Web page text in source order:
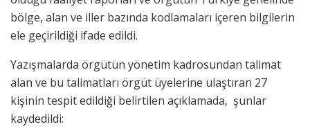
bölge, alan ve iller bazında kodlamaları içeren bilgilerin
ele geçirildiği ifade edildi.
Yazışmalarda örgütün yönetim kadrosundan talimat
alan ve bu talimatları örgüt üyelerine ulaştıran 27
kişinin tespit edildiği belirtilen açıklamada, şunlar
kaydedildi: